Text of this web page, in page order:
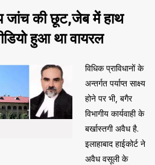
जांच की छूट,जेब में हाथ
हुआ था वायरल
विधिक प्राविधानों के
अन्तर्गत पर्याप्त साक्ष्य
होने पर भी, बगैर
विभागीय कार्यवाही के
बर्खास्तगी अवैध है.
इलाहाबाद हाईकोर्ट ने
अवैध वसूली के